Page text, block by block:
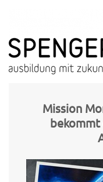
content
Mission
bekommt